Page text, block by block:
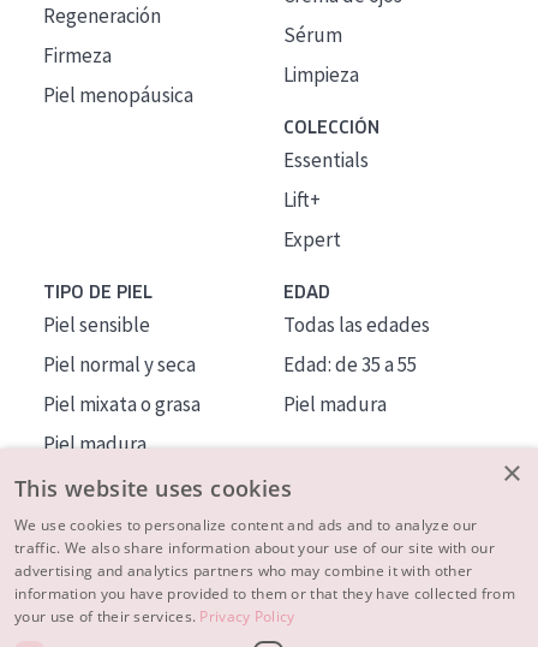
Regeneración
Firmeza
Piel menopáusica
Sérum
Limpieza
COLECCIÓN
Essentials
Lift+
Expert
TIPO DE PIEL
Piel sensible
Piel normal y seca
Piel mixata o grasa
Piel madura
Piel expuesta al sol
Piel menopáusica
EDAD
Todas las edades
Edad: de 35 a 55
Piel madura
MÁS SOBRE NOSOTROS
INSPIRACIÓN
×
This website uses cookies
We use cookies to personalize content and ads and to analyze our
traffic. We also share information about your use of our site with our
advertising and analytics partners who may combine it with other
information you have provided to them or that they have collected from
your use of their services. Privacy Policy